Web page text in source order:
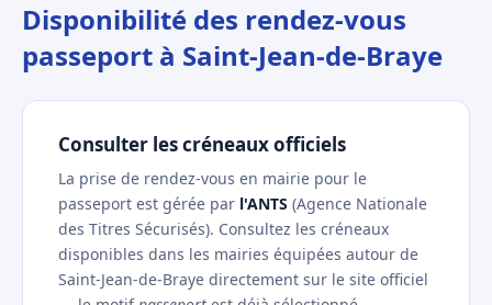
Disponibilité des rendez-vous
passeport à Saint-Jean-de-Braye
Consulter les créneaux officiels
La prise de rendez-vous en mairie pour le
passeport est gérée par l'ANTS (Agence Nationale
des Titres Sécurisés). Consultez les créneaux
disponibles dans les mairies équipées autour de
Saint-Jean-de-Braye directement sur le site officiel